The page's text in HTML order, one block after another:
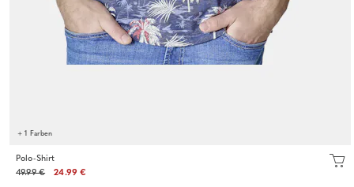
+ 1 Farben
Polo-Shirt
49.99 €
24.99 €